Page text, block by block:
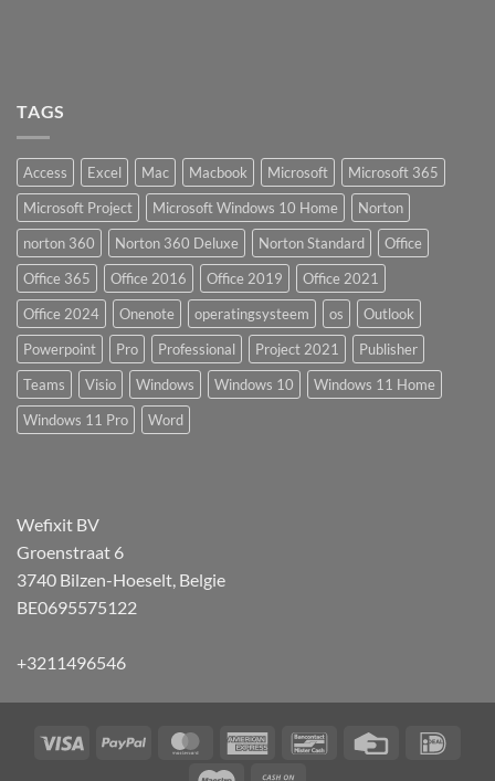
TAGS
Access Excel Mac Macbook Microsoft
Microsoft 365
Microsoft Project
Microsoft Windows 10 Home
Norton
norton 360
Norton 360 Deluxe Norton Standard
Office
Office 365
Office 2016 Office 2019
Office 2021
Office 2024
Onenote operatingsysteem os
Outlook
Powerpoint
Pro Professional Project 2021
Publisher
Teams
Visio Windows Windows 10
Windows 11 Home
Windows 11 Pro
Word
Wefixit BV
Groenstraat 6
3740 Bilzen-Hoeselt, Belgie
BE0695575122
+3211496546
Visa PayPal MasterCardAmerican
BancontactCredit